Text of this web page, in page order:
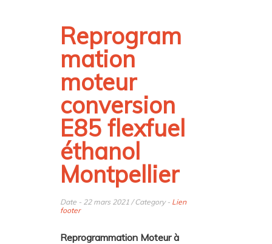
Reprogram
mation
moteur
conversion
E85 flexfuel
éthanol
Montpellier
Date - 22 mars 2021 / Category - Lien
footer
Reprogrammation Moteur à